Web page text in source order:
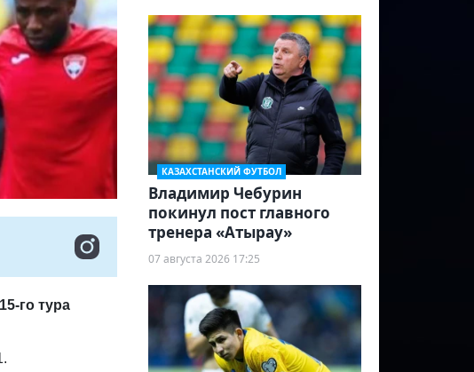
го тура
КАЗАХСТАНСКИЙ ФУТБОЛ
Владимир Чебурин
покинул пост главного
тренера «Атырау»
07 августа 2026 17:25